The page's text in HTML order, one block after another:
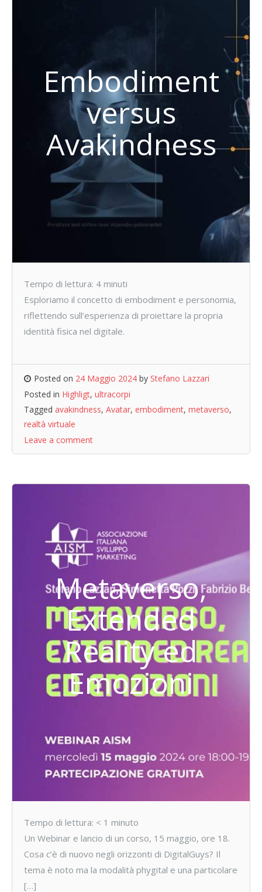
Embodiment
versus
Avakindness
Tempo di lettura: 4 minuti
Esploriamo il concetto di embodiment e personomia,
riflettendo sull’esperienza di proiettare la propria
identità fisica nel digitale.
Posted on 24 Maggio 2024 by Stefano Lazzari
Posted in Highligt, ultracorpi
Tagged avakindness, Avatar, embodiment, metaverso,
realtà virtuale
Leave a comment
Metaverso,
Extended
Reality ed
Emozioni
Tempo di lettura: < 1 minuto
Un Webinar e lancio di un corso, 15 maggio, ore 18.
Cosa c’è di nuovo negli orizzonti di DigitalGuys? Il
tema è noto ma la modalità phygital e una particolare
[…]